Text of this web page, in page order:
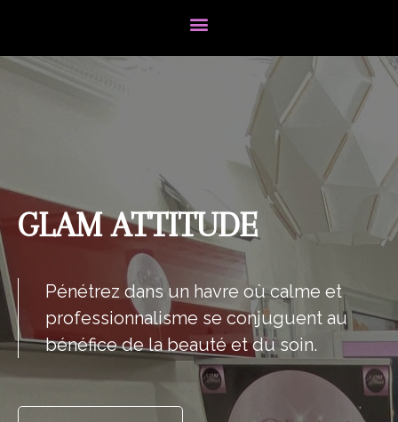
GLAM ATTITUDE
Pénétrez dans un havre où calme et
professionnalisme se conjuguent au
bénéfice de la beauté et du soin.